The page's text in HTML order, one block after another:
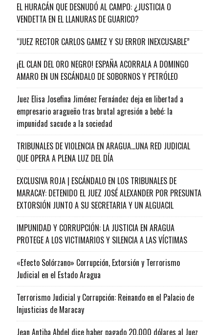
EL HURACÁN QUE DESNUDÓ AL CAMPO: ¿JUSTICIA O
VENDETTA EN EL LLANURAS DE GUARICO?
“JUEZ RECTOR CARLOS GAMEZ Y SU ERROR INEXCUSABLE”
¡EL CLAN DEL ORO NEGRO! ESPAÑA ACORRALA A DOMINGO
AMARO EN UN ESCÁNDALO DE SOBORNOS Y PETRÓLEO
Juez Elisa Josefina Jiménez Fernández deja en libertad a
empresario aragueño tras brutal agresión a bebé: la
impunidad sacude a la sociedad
TRIBUNALES DE VIOLENCIA EN ARAGUA…UNA RED JUDICIAL
QUE OPERA A PLENA LUZ DEL DÍA
EXCLUSIVA ROJA | ESCÁNDALO EN LOS TRIBUNALES DE
MARACAY: DETENIDO EL JUEZ JOSÉ ALEXANDER POR PRESUNTA
EXTORSIÓN JUNTO A SU SECRETARIA Y UN ALGUACIL
IMPUNIDAD Y CORRUPCIÓN: LA JUSTICIA EN ARAGUA
PROTEGE A LOS VICTIMARIOS Y SILENCIA A LAS VÍCTIMAS
«Efecto Solórzano» Corrupción, Extorsión y Terrorismo
Judicial en el Estado Aragua
Terrorismo Judicial y Corrupción: Reinando en el Palacio de
Injusticias de Maracay
Jean Antiba Abdel dice haber pagado 20.000 dólares al Juez